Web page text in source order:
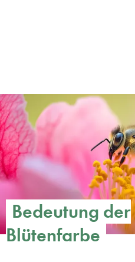
Bedeutung der
Blütenfarbe